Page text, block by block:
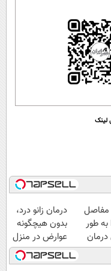
لینک
مفاصل
به طور
درمان زانو درد،
بدون هیچگونه
عوارض در منزل
(◂پرسش‌نامه)